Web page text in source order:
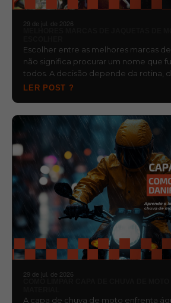
29 de jul. de 2026
Escolher entre as melhores marcas
não significa procurar um nome que
todos. A decisão depende da rotina,
LER POST ?
29 de jul. de 2026
A capa de chuva de moto enfrenta